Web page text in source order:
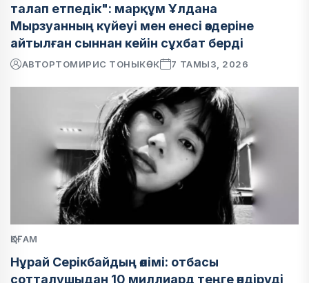
талап етпедік": марқұм Ұлдана
Мырзуанның күйеуі мен енесі өздеріне
айтылған сыннан кейін сұхбат берді
АВТОРТОМИРИС ТОНЫКӨК 7 ТАМЫЗ, 2026
ҚОҒАМ
Нұрай Серікбайдың өлімі: отбасы
сотталушыдан 10 миллиард теңге өндіруді